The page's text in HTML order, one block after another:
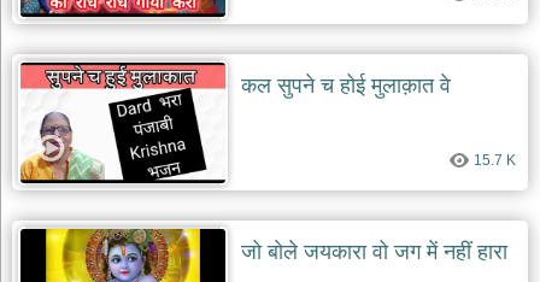
कल सुपने च होई मुलाक़ात वे
15.7 K
जो बोले जयकारा वो जग में नहीं हारा